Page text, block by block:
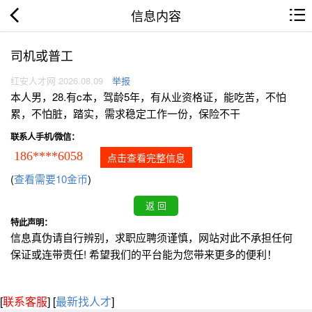
信息内容
司机或普工
红安人才网 2026.08.09 举报
本人男，28.有c本，驾龄5年，有从业资格证，能吃苦，不怕
累，不怕脏，踏实，需求稳定工作一份，保险不干
联系人手机/微信：
186****6058 点击查看完整信息
(查看需要10金币)
特此声明：
信息真伪请自行辨别，求职应聘须谨慎，网站对此不承担任何
保证或连带责任! 希望我们的平台能为您带来更多的便利！
[联系客服] [最新找人才]